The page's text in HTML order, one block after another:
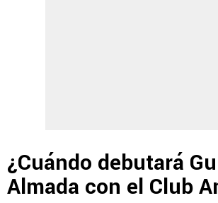
¿Cuándo debutará
Almada con el Club